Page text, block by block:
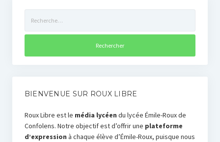
BIENVENUE SUR ROUX LIBRE
Roux Libre est le média lycéen du lycée Émile-Roux de
Confolens. Notre objectif est d’offrir une plateforme
d’expression à chaque élève d’Émile-Roux, puisque nous